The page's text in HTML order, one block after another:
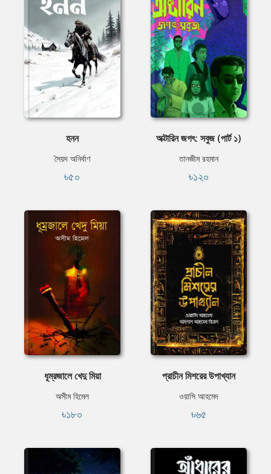
হনন
সৈয়দ অনির্বাণ
৳৫০
অক্টারিন জগৎ: সবুজ (পার্ট ১)
তানজীম রহমান
৳১২০
ধূম্রজালে খেদু মিয়া
অসীম হিমেল
৳১৮০
প্রাচীন মিশরের উপাখ্যান
ওয়াসি আহমেদ
৳৬৫